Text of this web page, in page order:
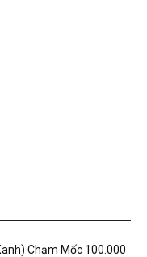
Chạm Mốc 100.000